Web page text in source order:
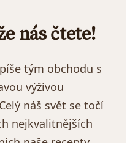
nás čtete!
tým obchodu s
výživou
náš svět se točí
nejkvalitnějších